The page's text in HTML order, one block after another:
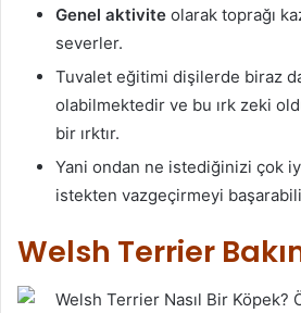
Genel aktivite olarak toprağı
severler.
Tuvalet eğitimi dişilerde biraz
olabilmektedir ve bu ırk zeki
bir ırktır.
Yani ondan ne istediğinizi çok
istekten vazgeçirmeyi
Welsh Terrier